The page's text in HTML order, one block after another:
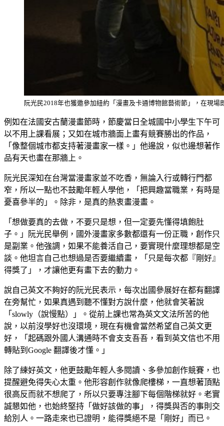
阮光民2018年也獲邀參加紐約「漫畫及卡通博物館藝術節」，在現場
例如在法國安古蘭漫畫節時，節慶當日全城國中小學生下午可
以不用上課看展；又如在城市牆面上畫有競賽勝出的作品，
「像整個城市都支持著漫畫家一樣。」他邊說，似也邊想著作
品有天也畫在那牆上。
阮光民深知在台灣當漫畫家並不吃香，無論入行或轉行門都
窄，所以一點也不鼓勵年輕人學他，「把興趣當職業，有時是
憂喜參半的」。除非，是真的熱衷畫漫畫。
「想做要真的去做，不要只是想，但一定要先懂得填飽肚
子。」阮光民舉例，國外漫畫家多數都還有一份正職，創作只
是副業。他強調，如果不能養活自己，要實現什麼理想都是空
談。他坦言自己也想過是否要繼續畫，「只是每次都『剛好』
得獎了」，才讓他更有畫下去的動力。
說自己英文不夠好的阮光民表示，每次出國參展好在都有翻譯
在旁幫忙，如果真遇到聽不懂對方說什麼，他就會笑著說
「slowly（說慢點）」。從前上課也常為英文文法所苦的他
說，以前沒學好也沒環境，現在有機會當然希望自己英文更
好，「起碼跟外國人溝通時不會支支吾吾，看到英文信也不用
轉貼到Google 翻譯後才懂。」
除了練好英文，他更鼓勵年輕人多閱讀、多參加創作競賽，也
提醒避免得失心太重。他形容創作就像爬樓梯，一直想著頂點
很高反而就不想爬了，所以只要專注腳下每個階梯就好。老實
誠懇如他，也始終堅持「做好該做的事」，得獎與否的事則交
給別人。一路走來也已證明，能得獎絕不是「剛好」而已。